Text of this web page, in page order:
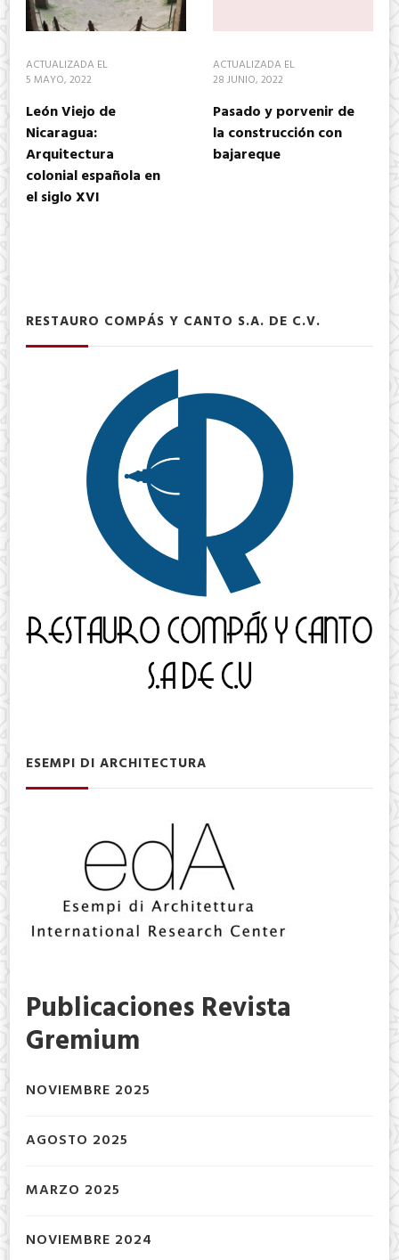
ACTUALIZADA EL
5 MAYO, 2022
León Viejo de
Nicaragua:
Arquitectura
colonial española en
el siglo XVI
ACTUALIZADA EL
28 JUNIO, 2022
Pasado y porvenir de
la construcción con
bajareque
RESTAURO COMPÁS Y CANTO S.A. DE C.V.
ESEMPI DI ARCHITECTURA
Publicaciones Revista
Gremium
NOVIEMBRE 2025
AGOSTO 2025
MARZO 2025
NOVIEMBRE 2024